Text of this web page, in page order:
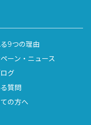
9つの理由
ーン・ニュース
グ
質問
の方へ